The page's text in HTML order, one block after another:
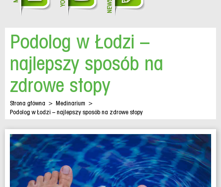
Podolog w Łodzi –
najlepszy sposób na
zdrowe stopy
Strona główna > Medinarium >
Podolog w Łodzi – najlepszy sposób na zdrowe stopy